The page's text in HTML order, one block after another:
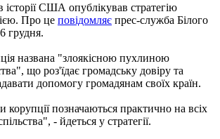
історії США опублікував стратегію
Про це повідомляє прес-служба Білого
грудня.
названа "злоякісною пухлиною
що роз'їдає громадську довіру та
допомогу громадянам своїх країн.
корупції позначаються практично на всіх
- йдеться у стратегії.